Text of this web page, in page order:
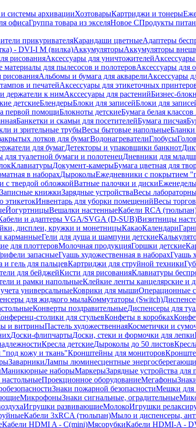
системы архивацииХозтоварыКартриджи и тонеры
офисаГруппа товара из экселяНовое СПродукты
прикуривателяКарандаши цветныеАдаптеры
- DVI-I M (вилка)АккумуляторыАккумуляторы
рисованияАксессуары для уничтожителей
материалы для пылесосов и полотеровАксессуары для
Альбомы и бумага для акварелиАксессуары
и печатейАксессуары для этикеточных
держатели к нимАкссесуары для растенийБизнес-
детскиеБлендерыБлоки для записейБлоки для
первой помощиБлокноты детскиеБумага белая
Банкетки и скамьи для посетителейБумага писчая
и зрительные трубыВесы бытовые напольные
лотков для бумагВодонагревателиГлобусы
для бумагДетекторы и упаковщики банкнот
для туалетной бумаги и полотенецДневники для
КлавиатурыДокумент-камерыБумага цветная для
в наборахДыроколыЕжедневники с покрытием
с твердой обложкойВатные палочки и диски
Записные книжкиЗарядные устройстваВесы
этикетокИнвентарь для уборки помещенийВесы
ЙогуртницыВешалки настенныеКабели RCA
и адаптеры VGA/SVGA (D-SUB)Визитницы
дисплеи, кружки и монетницыКакаоКалендари
карманныеГели для душа и шампуни детские
для плоттеровМолочная продукцияГоршки детские
запасныеГуашь художественная в наборахГуашь
и гель для пальцевКартриджи для струйной техники
для бейджейКисти для рисованияКлавиатуры
и рамки напольныеКлейкие ленты канцелярские и
универсальныеКоврики для мышиОперационные
для жидкого мылаКоммутаторы (Switch)
Конверты поздравительныеДиспенсеры для
столики для стульевКонфеты в коробках
и витриныПастель художественнаяКосметички и
Доски-флипчартыДоски, стеки и формочки для лепки
Кресла детскиеДыроколы до 50 листов
кожу и ткань"Кронштейны для мониторов
ЗаварникиЛампы люминесцентные
Маникюрные наборыМаркерыЗарядные устройства для
Проекционное оборудованиеМегафоны
Знаки пожарной безопасностиМешки для
МикрофоныЗнаки сигнальные, оградительные
Игрушки развивающиеМолокоИгрушки
Кабели 3xRCA (тюльпан)Мыло и диспенсеры,
Кабели HDMI A - C(mini)МясорубкиКабели HDMI-A -